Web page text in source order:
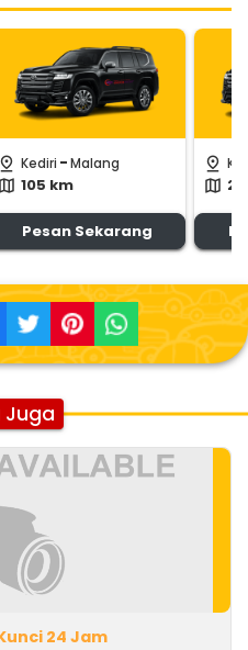
pin_drop Kediri -Malang
map 105 km
Pesan Sekarang
pin_drop
map
Juga
24 Jam